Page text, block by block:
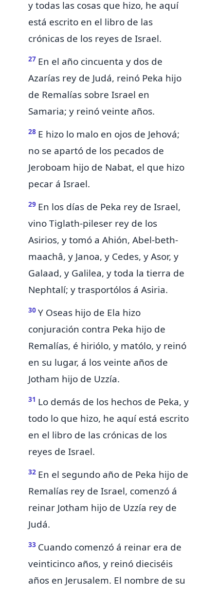
y todas las cosas que hizo, he aquí
está escrito en el libro de las
crónicas de los reyes de Israel.
27 En el año cincuenta y dos de
Azarías rey de Judá, reinó Peka hijo
de Remalías sobre Israel en
Samaria; y reinó veinte años.
28 E hizo lo malo en ojos de Jehová;
no se apartó de los pecados de
Jeroboam hijo de Nabat, el que hizo
pecar á Israel.
29 En los días de Peka rey de Israel,
vinoTiglath-pileser rey de los
Asirios, y tomó a Ahión, Abel-beth-
maachâ, y Janoa, y Cedes, yAsor, y
Galaad, y Galilea, y toda la tierra de
Nephtalí; y trasportólos á Asiria.
30 Y Oseas hijo de Ela hizo
conjuración contra Peka hijo de
Remalías, é hiriólo, y matólo, y reinó
en su lugar, á los veinte años de
Jotham hijo de Uzzía.
31 Lo demás de los hechos de Peka, y
todo lo que hizo, he aquí está escrito
en el libro de las crónicas de los
reyes de Israel.
32 En el segundo año de Peka hijo de
Remalías rey de Israel, comenzó á
reinar Jotham hijo de Uzzía rey de
Judá.
33 Cuando comenzó á reinar era de
veinticinco años, y reinó dieciséis
años en Jerusalem. El nombre de su